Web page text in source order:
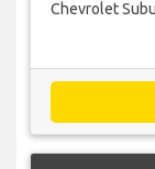
Chevrolet